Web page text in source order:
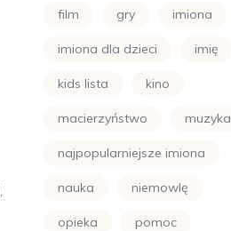
film gry imiona
imiona dla dzieci imię
kids lista kino
macierzyństwo muzyka
najpopularniejsze imiona
nauka niemowlę
opieka pomoc